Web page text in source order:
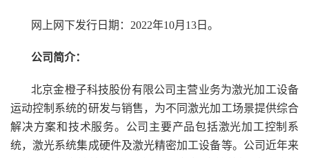
网上网下发行日期：2022年10月13日。
公司简介：
北京金橙子科技股份有限公司主营业务为激光加工设备
运动控制系统的研发与销售，为不同激光加工场景提供综合
解决方案和技术服务。公司主要产品包括激光加工控制系
统，激光系统集成硬件及激光精密加工设备等。公司近年来